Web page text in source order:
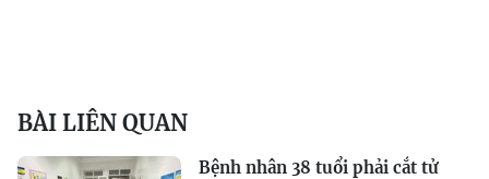
BÀI LIÊN QUAN
Bệnh nhân 38 tuổi phải cắt tử